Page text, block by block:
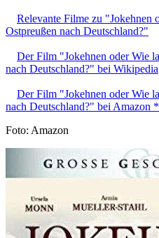
Relevante Filme zu "Jokehnen
Ostpreußen nach Deutschland?"
Der Film "Jokehnen oder Wie
nach Deutschland?" bei Wikipedia
Der Film "Jokehnen oder Wie
nach Deutschland?" bei Amazon *
Foto: Amazon